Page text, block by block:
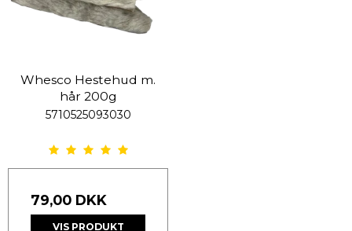
Whesco Hestehud m.
hår 200g
5710525093030
79,00 DKK
VIS PRODUKT